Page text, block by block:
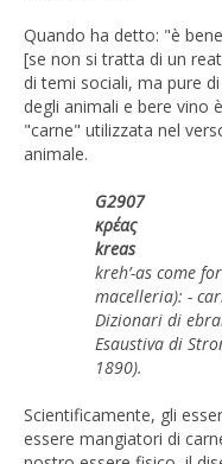
Quando ha detto: "è
[se non si tratta di un
di temi sociali, ma pure
degli animali e bere vino
"carne" utilizzata nel
animale.
G2907
κρέας
kreas
kreh’-as come
macelleria): -
Dizionari di
Esaustiva di
1890).
Scientificamente, gli
essere mangiatori di